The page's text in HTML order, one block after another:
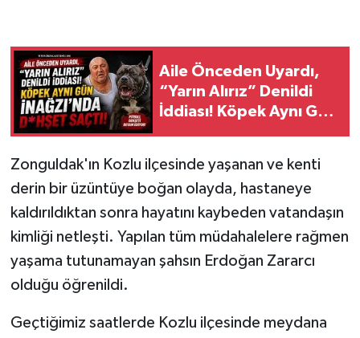
Aile Önceden Uyardı,
“Yarın Alırız” Denildi
İddiası! Köpek Aynı Gün
Zonguldak'ın Kozlu ilçesinde yaşanan ve kenti
derin bir üzüntüye boğan olayda, hastaneye
kaldırıldıktan sonra hayatını kaybeden vatandaşın
kimliği netleşti. Yapılan tüm müdahalelere rağmen
yaşama tutunamayan şahsın Erdoğan Zararcı
olduğu öğrenildi.
Geçtiğimiz saatlerde Kozlu ilçesinde meydana